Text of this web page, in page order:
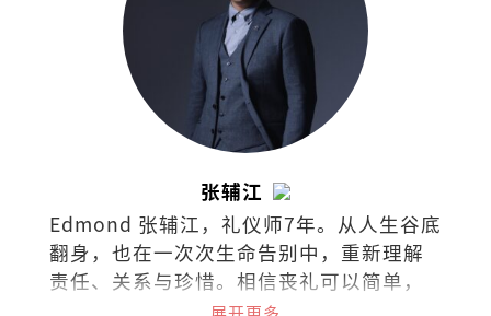
张辅江
Edmond 张辅江，礼仪师7年。从人生谷底
翻身，也在一次次生命告别中，重新理解
责任、关系与珍惜。相信丧礼可以简单，
但绝不随便，因为真正留下来的，不只是